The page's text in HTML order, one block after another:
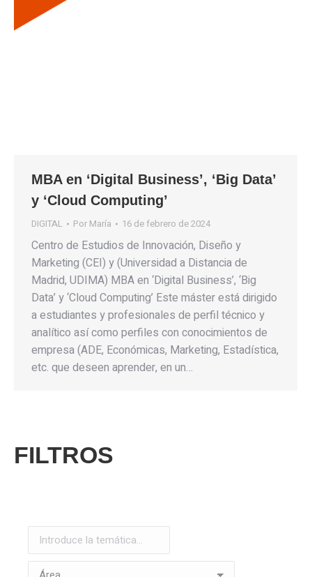
MBA en ‘Digital Business’, ‘Big Data’
y ‘Cloud Computing’
DIGITAL Por María 16 de febrero de 2024
Centro de Estudios de Innovación, Diseño y
Marketing (CEI) y (Universidad a Distancia de
Madrid, UDIMA) MBA en ‘Digital Business’, ‘Big
Data’ y ‘Cloud Computing’ Este máster está dirigido
a estudiantes y profesionales de perfil técnico y
analítico así como perfiles con conocimientos de
empresa (ADE, Económicas, Marketing, Estadística,
etc. que deseen aprender, en un…
FILTROS